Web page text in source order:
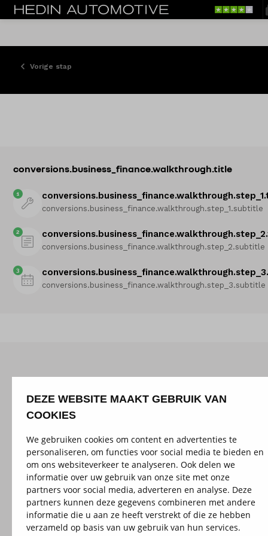
DEZE WEBSITE MAAKT GEBRUIK VAN
COOKIES
We gebruiken cookies om content en advertenties te
personaliseren, om functies voor social media te bieden en
om ons websiteverkeer te analyseren. Ook delen we
informatie over uw gebruik van onze site met onze
partners voor social media, adverteren en analyse. Deze
partners kunnen deze gegevens combineren met andere
informatie die u aan ze heeft verstrekt of die ze hebben
verzameld op basis van uw gebruik van hun services.
Vorige stap
conversions.business_finance.walkthrough.title
1
conversions.business_finance.walkthrough.step_1.subtitle
2
conversions.business_finance.walkthrough.step_2.subtitle
3
conversions.business_finance.walkthrough.step_3.subtitle